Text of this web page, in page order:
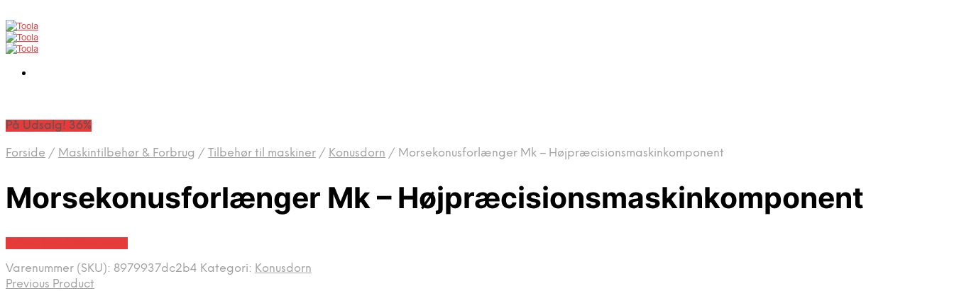
På Udsalg! 36%
Forside / Maskintilbehør & Forbrug / Tilbehør til maskiner / Konusdorn / Morsekonusforlænger Mk – Højpræcisionsmaskinkomponent
Morsekonusforlænger Mk – Højpræcisionsmaskinkomponent
Varenummer (SKU): 8979937dc2b4 Kategori: Konusdorn
Previous Product